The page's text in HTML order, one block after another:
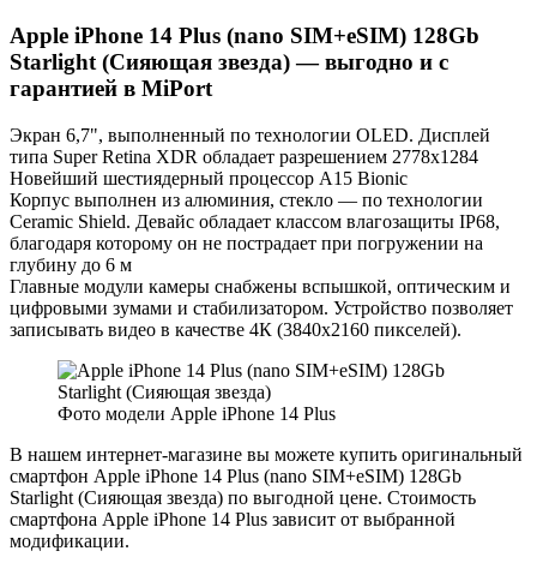
Apple iPhone 14 Plus (nano SIM+eSIM) 128Gb
Starlight (Сияющая звезда) — выгодно и с
гарантией в MiPort
Экран 6,7", выполненный по технологии OLED. Дисплей
типа Super Retina XDR обладает разрешением 2778x1284
Новейший шестиядерный процессор А15 Bionic
Корпус выполнен из алюминия, стекло — по технологии
Ceramic Shield. Девайс обладает классом влагозащиты IP68,
благодаря которому он не пострадает при погружении на
глубину до 6 м
Главные модули камеры снабжены вспышкой, оптическим и
цифровыми зумами и стабилизатором. Устройство позволяет
записывать видео в качестве 4К (3840x2160 пикселей).
Фото модели Apple iPhone 14 Plus
В нашем интернет-магазине вы можете купить оригинальный
смартфон Apple iPhone 14 Plus (nano SIM+eSIM) 128Gb
Starlight (Сияющая звезда) по выгодной цене. Стоимость
смартфона Apple iPhone 14 Plus зависит от выбранной
модификации.